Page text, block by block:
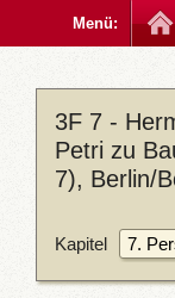
Menü:
3F 7 -
Petri zu
7), Berlin/
Kapitel